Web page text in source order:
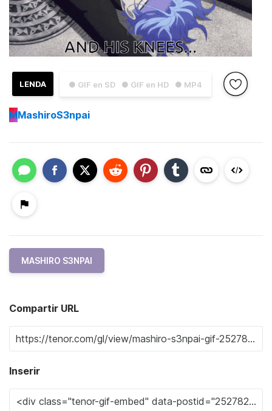
● GIF en SD ● GIF en HD ● MP4
LENDA
MMashiroS3npai
MASHIRO S3NPAI
Compartir URL
Inserir